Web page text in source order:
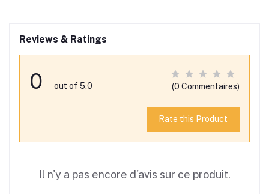
Reviews & Ratings
0 out of 5.0 (0 Commentaires)
Rate this Product
Il n'y a pas encore d'avis sur ce produit.